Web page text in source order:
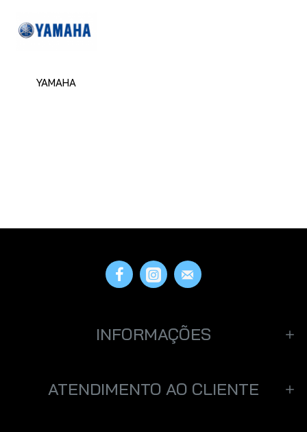
YAMAHA
INFORMAÇÕES
ATENDIMENTO AO CLIENTE